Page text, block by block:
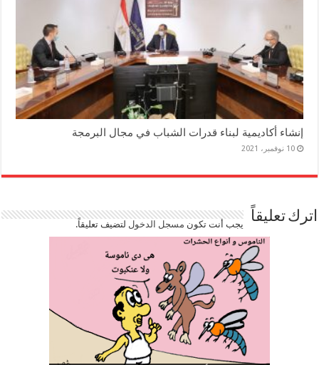
إنشاء أكاديمية لبناء قدرات الشباب في مجال البرمجة
10 نوفمبر، 2021
اترك تعليقاً يجب أنت تكون مسجل الدخوللتضيف تعليقاً.